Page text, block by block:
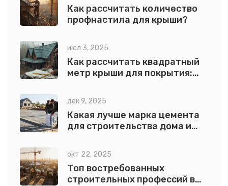
Как рассчитать количество
профнастила для крыши?
июл 3, 2025
Как рассчитать квадратный
метр крыши для покрытия:
примеры
дек 9, 2025
Какая лучше марка цемента
для строительства дома и
окт 22, 2025
Топ востребованных
строительных профессий в